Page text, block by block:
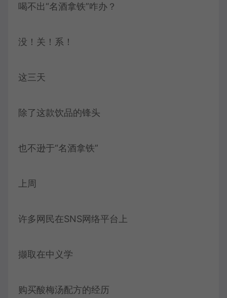
喝不出“名酒拿铁”咋办？
没！关！系！
这三天
除了这款饮品的锋头
也不逊于“名酒拿铁”
上周
许多网民在SNS网络平台上
撷取在中义学
购买酸梅汤配方的经历